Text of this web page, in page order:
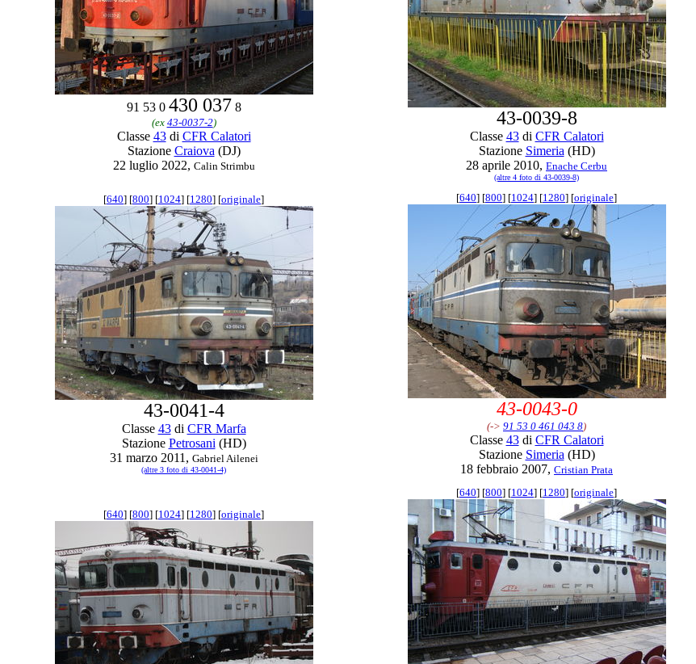
91 53 0 430 037 8
(ex 43-0037-2)
Classe 43di CFR Calatori
Stazione Craiova (DJ)
22 luglio 2022, Calin Strimbu
43-0039-8
Classe 43di CFR Calatori
Stazione Simeria (HD)
28 aprile 2010, Enache Cerbu
(altre 4 foto di 43-0039-8)
[640] [800] [1024] [1280] [originale]
43-0041-4
Classe 43di CFR Marfa
Stazione Petrosani (HD)
31 marzo 2011, Gabriel Ailenei
(altre 3 foto di 43-0041-4)
[640] [800] [1024] [1280] [originale]
43-0043-0
(-> 91 53 0 461 043 8)
Classe 43di CFR Calatori
Stazione Simeria (HD)
18 febbraio 2007, Cristian Prata
[640] [800] [1024] [1280] [originale]
[640] [800] [1024] [1280] [originale]